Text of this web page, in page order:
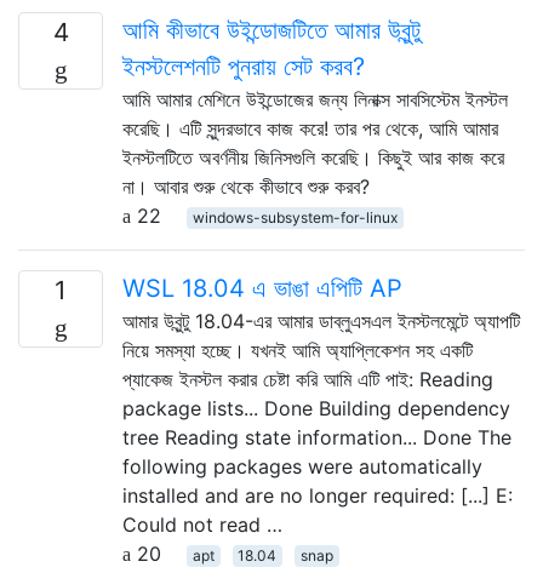
4
আমি কীভাবে উইন্ডোজটিতে আমার উবুন্টু
ইনস্টলেশনটি পুনরায় সেট করব?
আমি আমার মেশিনে উইন্ডোজের জন্য লিনাক্স সাবসিস্টেম ইনস্টল
করেছি। এটি সুন্দরভাবে কাজ করে! তার পর থেকে, আমি আমার
ইনস্টলটিতে অবর্ণনীয় জিনিসগুলি করেছি। কিছুই আর কাজ করে
না। আবার শুরু থেকে কীভাবে শুরু করব?
22
windows-subsystem-for-linux
1 WSL 18.04 এ ভাঙা এপিটি AP
আমার উবুন্টু 18.04-এর আমার ডাব্লুএসএল ইনস্টলমেন্টে অ্যাপটি
নিয়ে সমস্যা হচ্ছে। যখনই আমি অ্যাপ্লিকেশন সহ একটি
প্যাকেজ ইনস্টল করার চেষ্টা করি আমি এটি পাই: Reading
package lists... Done Building dependency
tree Reading state information... Done The
following packages were automatically
installed and are no longer required: [...] E:
Could not read …
20
apt 18.04
snap